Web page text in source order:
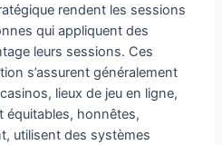
rendent les sessions
qui appliquent des
leurs sessions. Ces
s’assurent généralement
lieux de jeu en ligne,
équitables, honnêtes,
utilisent des systèmes